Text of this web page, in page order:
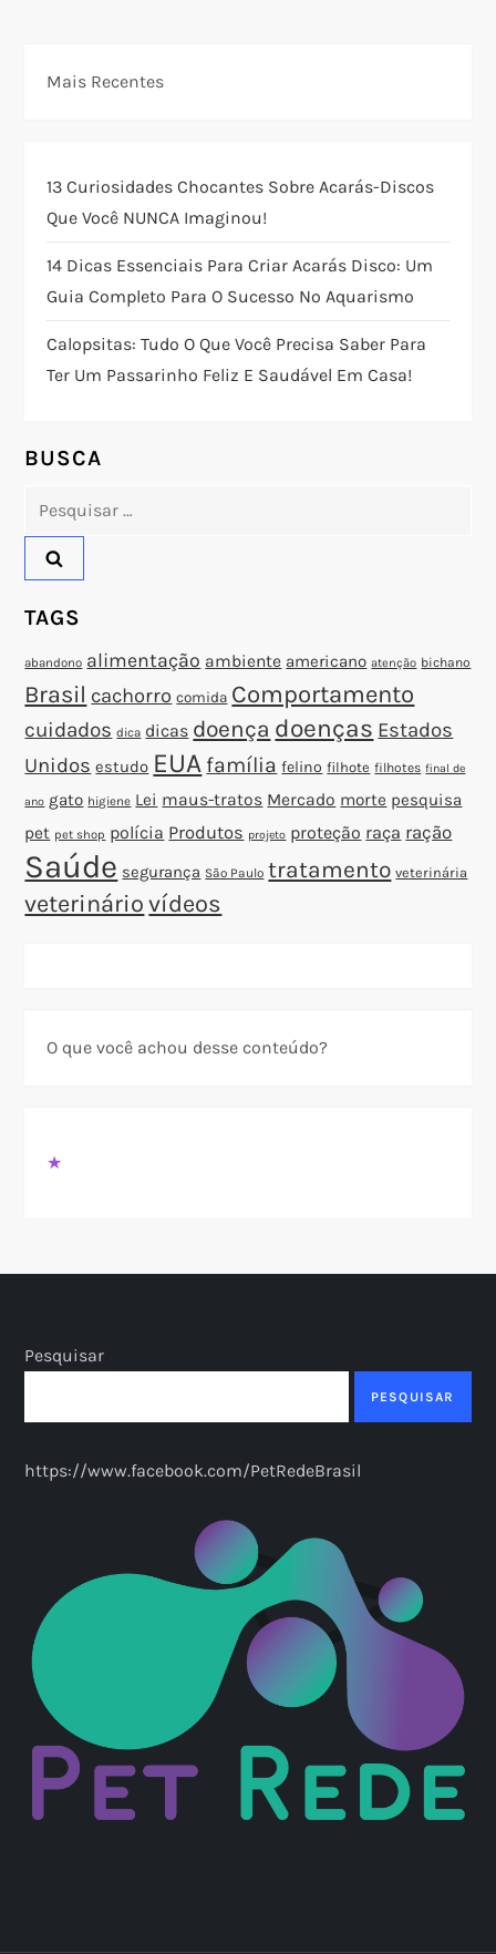
a
ã
o
d
e
o
s
t
Mais Recentes
13 Curiosidades Chocantes Sobre Acarás-Discos
Que Você NUNCA Imaginou!
14 Dicas Essenciais Para Criar Acarás Disco: Um
Guia Completo Para O Sucesso No Aquarismo
Calopsitas: Tudo O Que Você Precisa Saber Para
Ter Um Passarinho Feliz E Saudável Em Casa!
BUSCA
Pesquisar
TAGS
abandono alimentação ambiente americano atenção bichano
Brasil cachorro comida Comportamento
cuidados dica dicas doença doenças Estados
Unidos estudo EUA família felino filhote filhotes final de
ano gato higiene Lei maus-tratos Mercado morte pesquisa
pet pet shop polícia Produtos projeto proteção raça ração
Saúde segurança São Paulo tratamento veterinária
veterinário vídeos
O que você achou desse conteúdo?
★
Pesquisar
PESQUISAR
https://www.facebook.com/PetRedeBrasil